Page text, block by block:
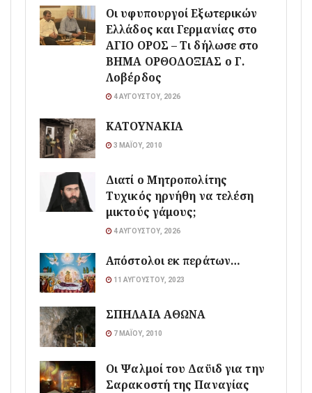
Οι υφυπουργοί Εξωτερικών
Ελλάδος και Γερμανίας στο
ΑΓΙΟ ΟΡΟΣ – Τι δήλωσε στο
ΒΗΜΑ ΟΡΘΟΔΟΞΙΑΣ ο Γ.
Λοβέρδος
4 ΑΥΓΟΎΣΤΟΥ, 2026
ΚΑΤΟΥΝΑΚΙΑ
3 ΜΑΪ́ΟΥ, 2010
Διατί ο Μητροπολίτης
Τυχικός ηρνήθη να τελέση
μικτούς γάμους;
4 ΑΥΓΟΎΣΤΟΥ, 2026
Απόστολοι εκ περάτων…
11 ΑΥΓΟΎΣΤΟΥ, 2023
ΣΠΗΛΑΙΑ ΑΘΩΝΑ
7 ΜΑΪ́ΟΥ, 2010
Οι Ψαλμοί του Δαϋιδ για την
Σαρακοστή της Παναγίας